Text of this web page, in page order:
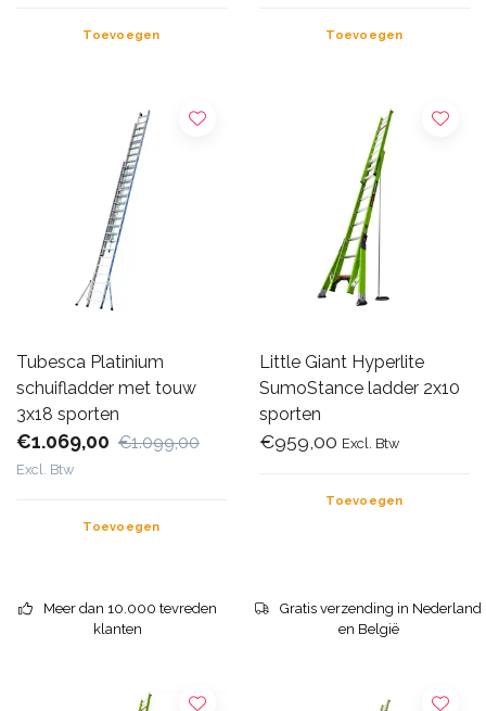
Toevoegen Toevoegen
Tubesca Platinium
schuifladder met touw
3x18 sporten
€1.069,00 €1.099,00
Excl. Btw
Toevoegen
Little Giant Hyperlite
SumoStance ladder 2x10
sporten
€959,00 Excl. Btw
Toevoegen
Meer dan 10.000 tevreden
klanten
Gratis verzending in Nederland
en België